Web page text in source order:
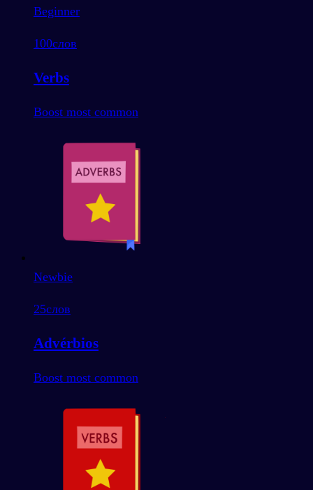
Beginner
100слов
Verbs
Boost most common
Newbie
25слов
Advérbios
Boost most common